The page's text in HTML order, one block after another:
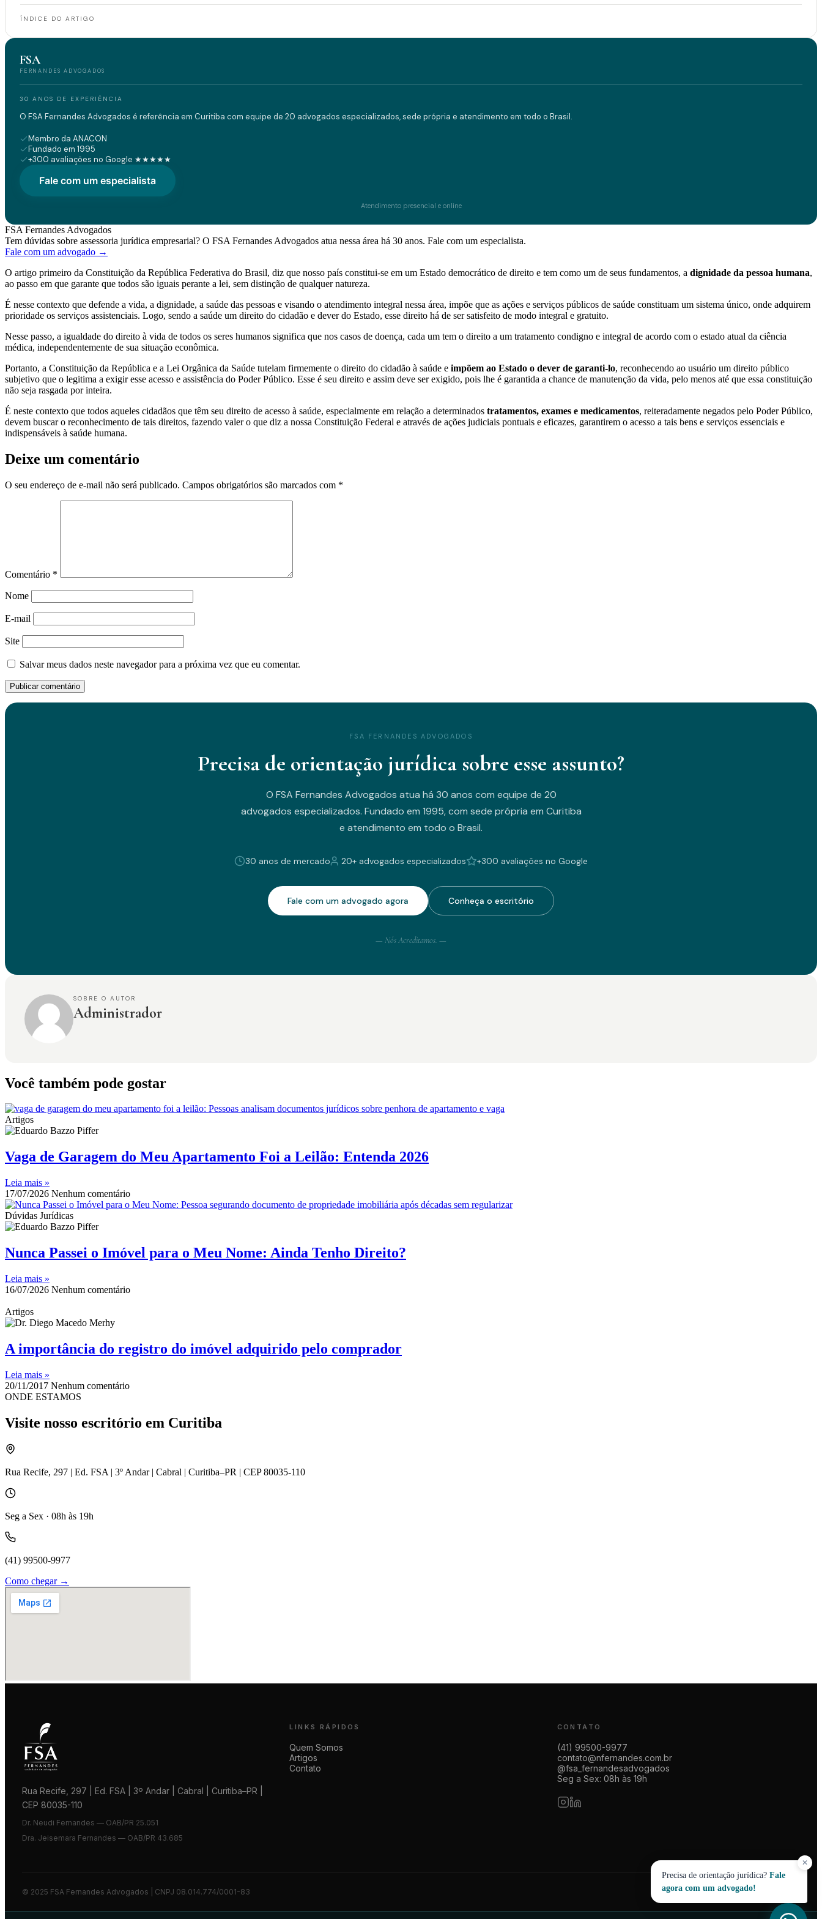
✕
Precisa de orientação jurídica? Fale
agora com um advogado!
ÍNDICE DO ARTIGO
FSA
FERNANDES ADVOGADOS
30 ANOS DE EXPERIÊNCIA
O FSA Fernandes Advogados é referência em Curitiba com equipe de 20 advogados especializados, sede própria e atendimento em todo o Brasil.
Membro da ANACON
Fundado em 1995
+300 avaliações no Google ★★★★★
Fale com um especialista
Atendimento presencial e online
FSA Fernandes Advogados
Tem dúvidas sobre assessoria jurídica empresarial? O FSA Fernandes Advogados atua nessa área há 30 anos. Fale com um especialista.
Fale com um advogado →
O artigo primeiro da Constituição da República Federativa do Brasil, diz que nosso país constitui-se em um Estado democrático de direito e tem como um de seus fundamentos, a dignidade da pessoa humana,
ao passo em que garante que todos são iguais perante a lei, sem distinção de qualquer natureza.
É nesse contexto que defende a vida, a dignidade, a saúde das pessoas e visando o atendimento integral nessa área, impõe que as ações e serviços públicos de saúde constituam um sistema único, onde adquirem
prioridade os serviços assistenciais. Logo, sendo a saúde um direito do cidadão e dever do Estado, esse direito há de ser satisfeito de modo integral e gratuito.
Nesse passo, a igualdade do direito à vida de todos os seres humanos significa que nos casos de doença, cada um tem o direito a um tratamento condigno e integral de acordo com o estado atual da ciência
médica, independentemente de sua situação econômica.
Portanto, a Constituição da República e a Lei Orgânica da Saúde tutelam firmemente o direito do cidadão à saúde e impõem ao Estado o dever de garanti-lo, reconhecendo ao usuário um direito público
subjetivo que o legitima a exigir esse acesso e assistência do Poder Público. Esse é seu direito e assim deve ser exigido, pois lhe é garantida a chance de manutenção da vida, pelo menos até que essa constituição
não seja rasgada por inteira.
É neste contexto que todos aqueles cidadãos que têm seu direito de acesso à saúde, especialmente em relação a determinados tratamentos, exames e medicamentos, reiteradamente negados pelo Poder Público,
devem buscar o reconhecimento de tais direitos, fazendo valer o que diz a nossa Constituição Federal e através de ações judiciais pontuais e eficazes, garantirem o acesso a tais bens e serviços essenciais e
indispensáveis à saúde humana.
Deixe um comentário
O seu endereço de e-mail não será publicado. Campos obrigatórios são marcados com *
Comentário *
Nome
E-mail
Site
Salvar meus dados neste navegador para a próxima vez que eu comentar.
FSA FERNANDES ADVOGADOS
Precisa de orientação jurídica sobre esse assunto?
O FSA Fernandes Advogados atua há 30 anos com equipe de 20
advogados especializados. Fundado em 1995, com sede própria em Curitiba
e atendimento em todo o Brasil.
30 anos de mercado 20+ advogados especializados +300 avaliações no Google
Fale com um advogado agora Conheça o escritório
— Nós Acreditamos. —
SOBRE O AUTOR
Administrador
Você também pode gostar
Artigos
Vaga de Garagem do Meu Apartamento Foi a Leilão: Entenda 2026
Leia mais »
17/07/2026 Nenhum comentário
Dúvidas Jurídicas
Nunca Passei o Imóvel para o Meu Nome: Ainda Tenho Direito?
Leia mais »
16/07/2026 Nenhum comentário
Artigos
A importância do registro do imóvel adquirido pelo comprador
Leia mais »
20/11/2017 Nenhum comentário
ONDE ESTAMOS
Visite nosso escritório em Curitiba
Rua Recife, 297 | Ed. FSA | 3º Andar | Cabral | Curitiba–PR | CEP 80035-110
Seg a Sex · 08h às 19h
(41) 99500-9977
Como chegar →
Rua Recife, 297 | Ed. FSA | 3º Andar | Cabral | Curitiba–PR |
CEP 80035-110
Dr. Neudi Fernandes — OAB/PR 25.051
Dra. Jeisemara Fernandes — OAB/PR 43.685
LINKS RÁPIDOS
Quem Somos
Artigos
Contato
CONTATO
(41) 99500-9977
contato@nfernandes.com.br
@fsa_fernandesadvogados
Seg a Sex: 08h às 19h
© 2025 FSA Fernandes Advogados | CNPJ 08.014.774/0001-83 Política de Privacidade